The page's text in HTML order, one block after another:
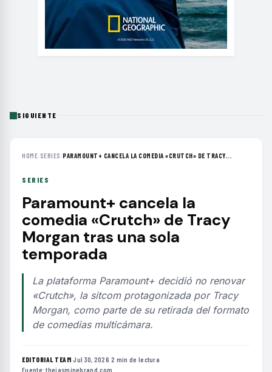
SIGUIENTE
HOME› SERIES ›PARAMOUNT+ CANCELA LA COMEDIA «CRUTCH» DE TRACY...
SERIES
Paramount+ cancela la
comedia «Crutch» de Tracy
Morgan tras una sola
temporada
La plataforma Paramount+ decidió no renovar
«Crutch», la sitcom protagonizada por Tracy
Morgan, como parte de su retirada del formato
de comedias multicámara.
EDITORIAL TEAM·Jul 30, 2026·2 min de lectura·
Fuente:thejasminebrand.com